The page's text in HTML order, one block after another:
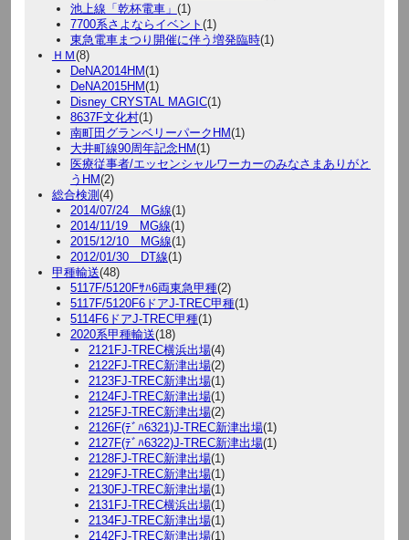
池上線「乾杯電車」 (1)
7700系さよならイベント (1)
東急電車まつり開催に伴う増発臨時(1)
ＨＭ(8)
DeNA2014HM(1)
DeNA2015HM(1)
Disney CRYSTAL MAGIC(1)
8637F文化村(1)
南町田グランベリーパークHM(1)
大井町線90周年記念HM(1)
医療従事者/エッセンシャルワーカーのみなさまありがと
うHM(2)
総合検測 (4)
2014/07/24 MG線(1)
2014/11/19 MG線(1)
2015/12/10 MG線(1)
2012/01/30 DT線(1)
甲種輸送(48)
5117F/5120Fｻﾊ6両東急甲種(2)
5117F/5120F6ドアJ-TREC甲種(1)
5114F6ドアJ-TREC甲種(1)
2020系甲種輸送(18)
2121FJ-TREC横浜出場(4)
2122FJ-TREC新津出場(2)
2123FJ-TREC新津出場(1)
2124FJ-TREC新津出場(1)
2125FJ-TREC新津出場(2)
2126F(ﾃﾞﾊ6321)J-TREC新津出場(1)
2127F(ﾃﾞﾊ6322)J-TREC新津出場(1)
2128FJ-TREC新津出場(1)
2129FJ-TREC新津出場(1)
2130FJ-TREC新津出場(1)
2131FJ-TREC横浜出場(1)
2134FJ-TREC新津出場(1)
2142FJ-TREC新津出場(1)